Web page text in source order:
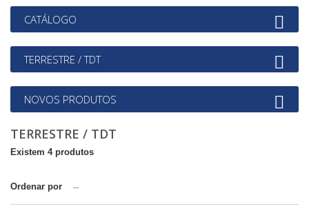
CATÁLOGO
TERRESTRE / TDT
NOVOS PRODUTOS
TERRESTRE / TDT
Existem 4 produtos
Ordenar por --